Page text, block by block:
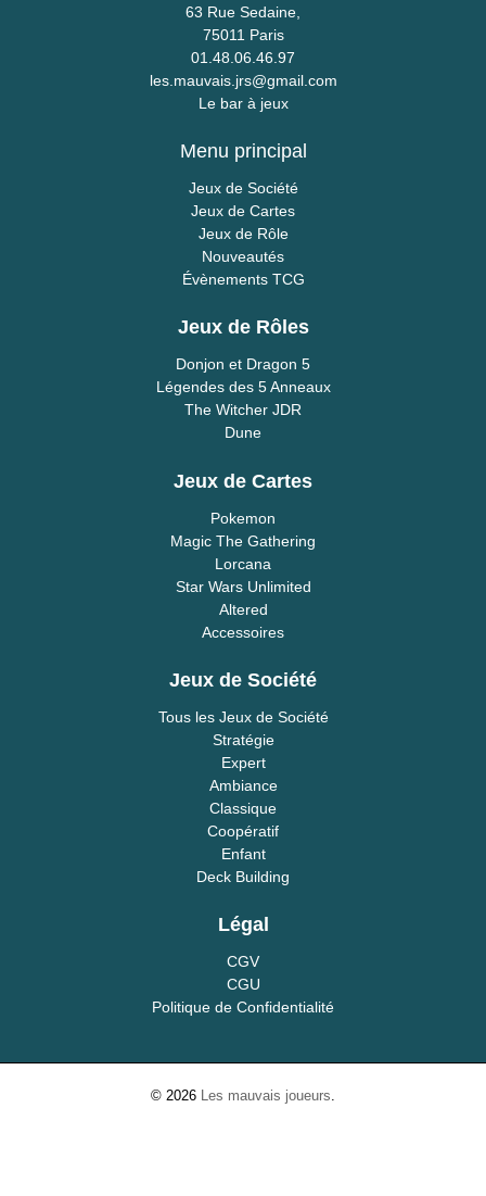
63 Rue Sedaine,
75011 Paris
01.48.06.46.97
les.mauvais.jrs@gmail.com
Le bar à jeux
Menu principal
Jeux de Société
Jeux de Cartes
Jeux de Rôle
Nouveautés
Évènements TCG
Jeux de Rôles
Donjon et Dragon 5
Légendes des 5 Anneaux
The Witcher JDR
Dune
Jeux de Cartes
Pokemon
Magic The Gathering
Lorcana
Star Wars Unlimited
Altered
Accessoires
Jeux de Société
Tous les Jeux de Société
Stratégie
Expert
Ambiance
Classique
Coopératif
Enfant
Deck Building
Légal
CGV
CGU
Politique de Confidentialité
© 2026 Les mauvais joueurs